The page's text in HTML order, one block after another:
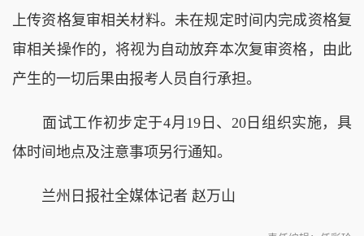
上传资格复审相关材料。未在规定时间内完成资格复
审相关操作的，将视为自动放弃本次复审资格，由此
产生的一切后果由报考人员自行承担。
面试工作初步定于4月19日、20日组织实施，具
体时间地点及注意事项另行通知。
兰州日报社全媒体记者 赵万山